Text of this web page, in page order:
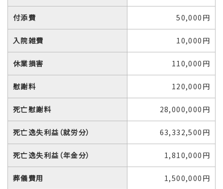
付添費 50,000円
入院雑費 10,000円
休業損害 110,000円
慰謝料 120,000円
死亡慰謝料 28,000,000円
死亡逸失利益（就労分） 63,332,500円
死亡逸失利益（年金分） 1,810,000円
葬儀費用 1,500,000円